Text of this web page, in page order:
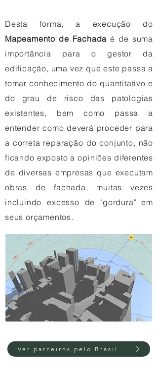
Desta forma, a execução do
Mapeamento de Fachada é de suma
importância para o gestor da
edificação, uma vez que este passa a
tomar conhecimento do quantitativo e
do grau de risco das patologias
existentes, bem como passa a
entender como deverá proceder para
a correta reparação do conjunto, não
ficando exposto a opiniões diferentes
de diversas empresas que executam
obras de fachada, muitas vezes
incluindo excesso de "gordura" em
seus orçamentos.
Ver parceiros pelo Brasil